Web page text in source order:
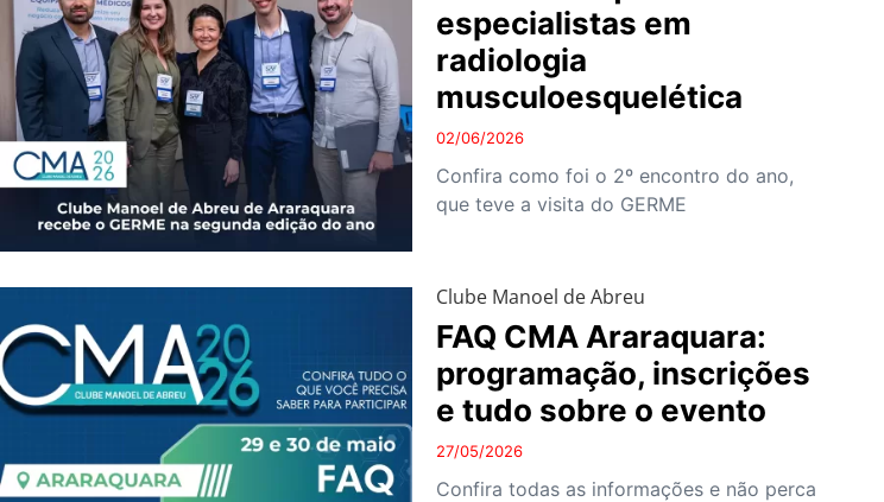
especialistas em
radiologia
musculoesquelética
02/06/2026
Confira como foi o 2º encontro do ano,
que teve a visita do GERME
Clube Manoel de Abreu
FAQ CMA Araraquara:
programação, inscrições
e tudo sobre o evento
27/05/2026
Confira todas as informações e não perca